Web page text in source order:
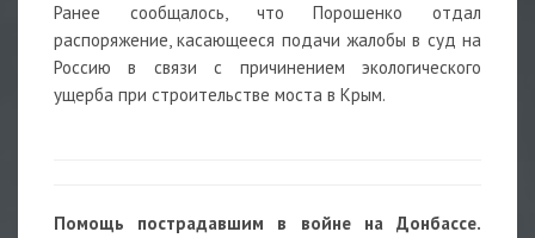
Ранее сообщалось, что Порошенко отдал
распоряжение, касающееся подачи жалобы в суд на
Россию в связи с причинением экологического
ущерба при строительстве моста в Крым.
Помощь пострадавшим в войне на Донбассе.